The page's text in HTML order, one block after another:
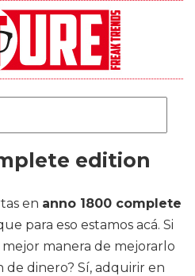
edition
en anno 1800 complete
para eso estamos acá. Si
manera de mejorarlo
dinero? Sí, adquirir en